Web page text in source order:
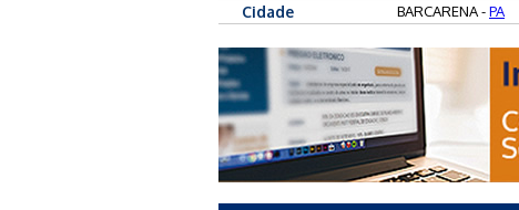
Cidade BARCARENA -PA